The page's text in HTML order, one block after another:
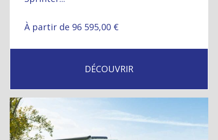
À partir de 96 595,00 €
DÉCOUVRIR